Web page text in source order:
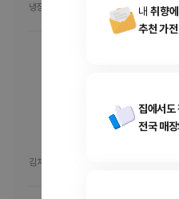
냉장고
[M626GBB032]
온라인가 3,750,000
김치냉장고
내취향
추천 가
집에서도
전국 매장